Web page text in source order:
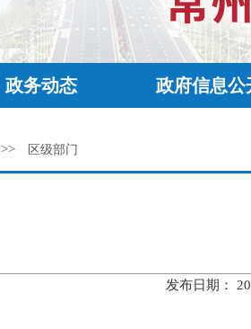
政务动态 政府信息公
>> 区级部门
发布日期：